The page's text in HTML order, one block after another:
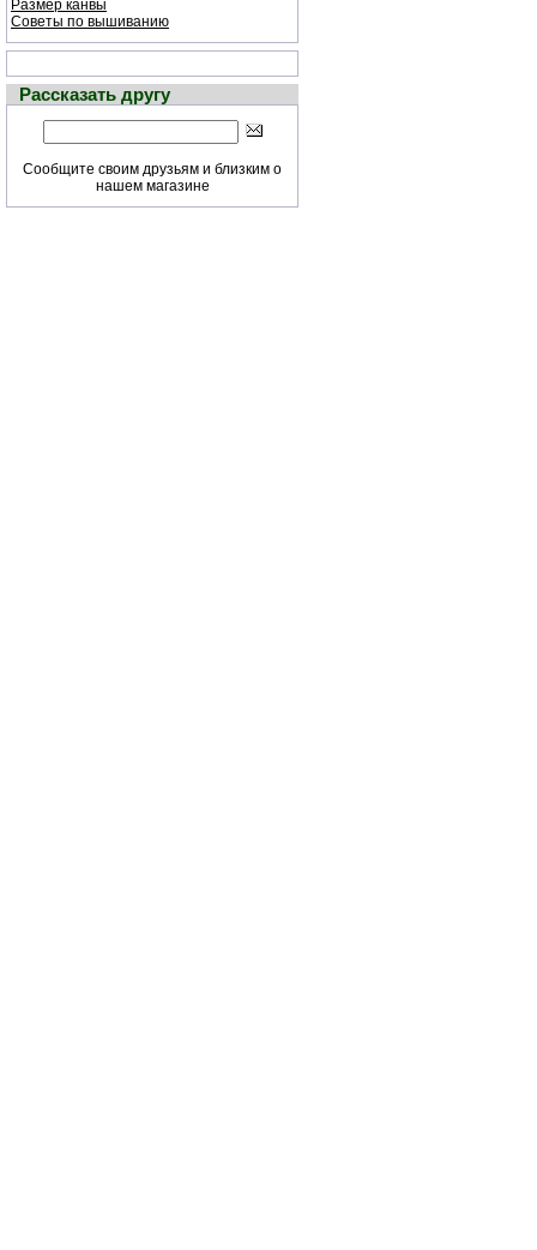
Размер канвы
Советы по вышиванию
Рассказать другу
Сообщите своим друзьям и близким о
нашем магазине